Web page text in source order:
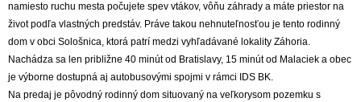
namiesto ruchu mesta počujete spev vtákov, vôňu záhrady a máte priestor na
život podľa vlastných predstáv. Práve takou nehnuteľnosťou je tento rodinný
dom v obci Sološnica, ktorá patrí medzi vyhľadávané lokality Záhoria.
Nachádza sa len približne 40 minút od Bratislavy, 15 minút od Malaciek a obec
je výborne dostupná aj autobusovými spojmi v rámci IDS BK.
Na predaj je pôvodný rodinný dom situovaný na veľkorysom pozemku s